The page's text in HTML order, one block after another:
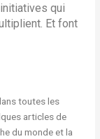
qui
Et font
toutes les
articles de
du monde et la